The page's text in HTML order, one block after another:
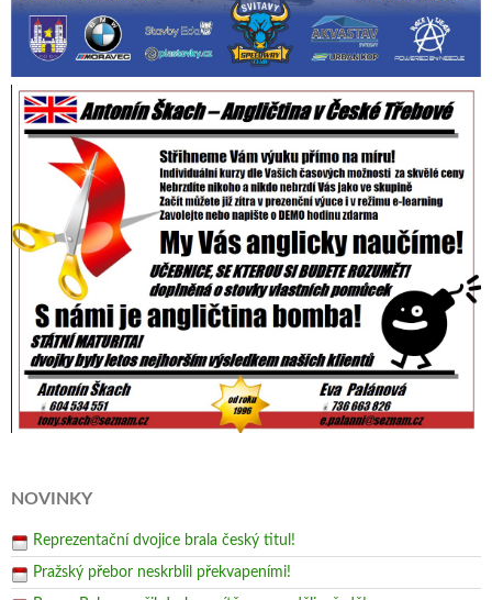
NOVINKY
Reprezentační dvojice brala český titul!
Pražský přebor neskrblil překvapeními!